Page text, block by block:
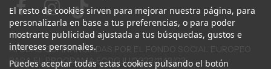
El resto de cookies sirven para mejorar nuestra página, para
personalizarla en base a tus preferencias, o para poder
mostrarte publicidad ajustada a tus búsquedas, gustos e
intereses personales.
Puedes aceptar todas estas cookies pulsando el botón
AYUDAS COFINANCIADAS POR EL FONDO SOCIAL EUROPEO
PARA EL PROGRAMA ECOGJU/2023/1143/03